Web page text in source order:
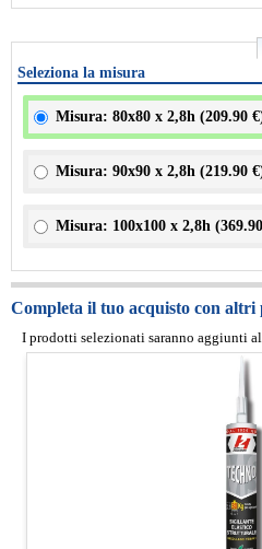
Seleziona la misura
Misura: 80x80 x 2,8h (209.90 €
Misura: 90x90 x 2,8h (219.90 €
Misura: 100x100 x 2,8h (
Completa il tuo acquisto con altri
I prodotti selezionati saranno aggiunti al